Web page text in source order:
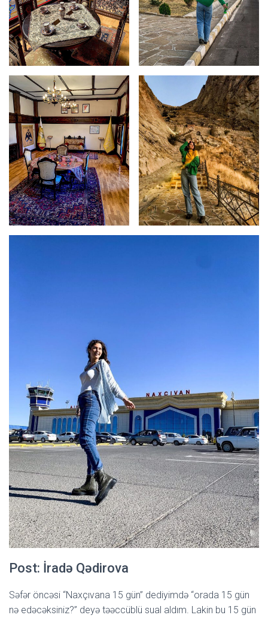
Post: İradə Qədirova
Səfər öncəsi “Naxçıvana 15 gün” dediyimdə “orada 15 gün
nə edəcəksiniz?” deyə təəccüblü sual aldım. Lakin bu 15 gün